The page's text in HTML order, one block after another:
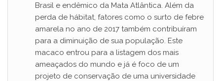
Brasil e endêmico da Mata Atlântica. Além da
perda de hábitat, fatores como o surto de febre
amarela no ano de 2017 também contribuíram
para a diminuição de sua população. Este
macaco entrou para a listagem dos mais
ameaçados do mundo e já é foco de um
projeto de conservação de uma universidade